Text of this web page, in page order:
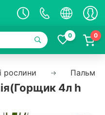
0 0
рослини Пальма
4л h